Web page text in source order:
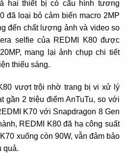
hai thiết bị có cấu hình tương
đã loại bỏ cảm biến macro 2MP
đến chất lượng ảnh và video so
selfie của REDMI K80 được
mang lại ảnh chụp chi tiết
thiếu sáng.
vượt trội nhờ trang bị vi xử lý
gần 2 triệu điểm AnTuTu, so với
K70 với Snapdragon 8 Gen
REDMI K80 đã hạ công suất
xuống còn 90W, vẫn đảm bảo
quả.